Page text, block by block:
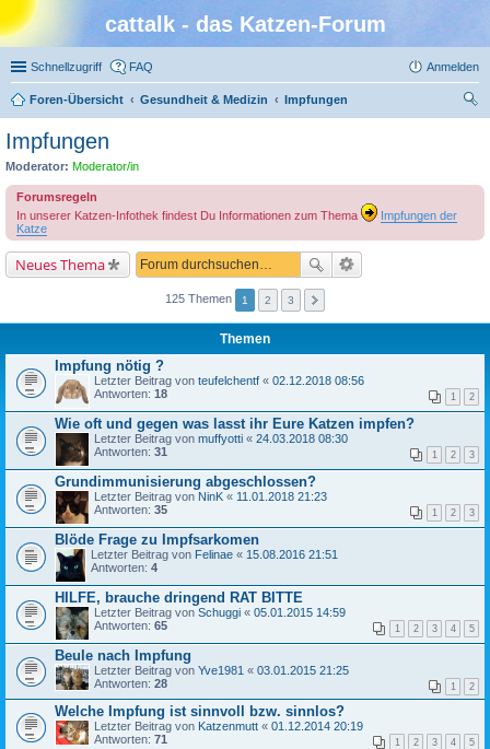
cattalk - das Katzen-Forum
Schnellzugriff FAQ Anmelden
Foren-Übersicht Gesundheit & Medizin
Impfungen
Impfungen
Moderator: Moderator/in
Forumsregeln
In unserer Katzen-Infothek findest Du Informationen zum Thema
Impfungen der
Katze
Neues Thema
125 Themen 1 2 3
Themen
Impfung nötig ?
Letzter Beitrag von teufelchentf « 02.12.2018 08:56
Antworten: 18 1 2
Wie oft und gegen was lasst ihr Eure Katzen impfen?
Letzter Beitrag von muffyotti « 24.03.2018 08:30
Antworten: 31 1 2 3
Grundimmunisierung abgeschlossen?
Letzter Beitrag von NinK « 11.01.2018 21:23
Antworten: 35 1 2 3
Blöde Frage zu Impfsarkomen
Letzter Beitrag von Felinae « 15.08.2016 21:51
Antworten: 4
HILFE, brauche dringend RAT BITTE
Letzter Beitrag von Schuggi « 05.01.2015 14:59
Antworten: 65 1 2 3 4 5
Beule nach Impfung
Letzter Beitrag von Yve1981 « 03.01.2015 21:25
Antworten: 28 1 2
Welche Impfung ist sinnvoll bzw. sinnlos?
Letzter Beitrag von Katzenmutt « 01.12.2014 20:19
Antworten: 71 1 2 3 4 5